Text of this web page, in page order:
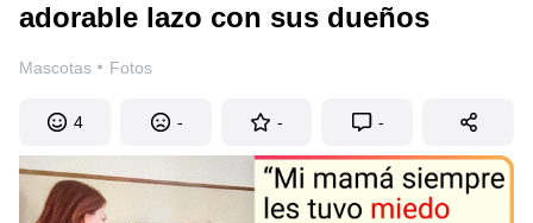
adorable lazo con sus dueños
Mascotas · Fotos
4 - - -